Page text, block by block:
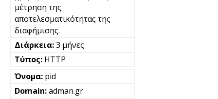
μέτρηση της
αποτελεσματικότητας της
διαφήμισης.
3 μήνες
HTTP
pid
adman.gr